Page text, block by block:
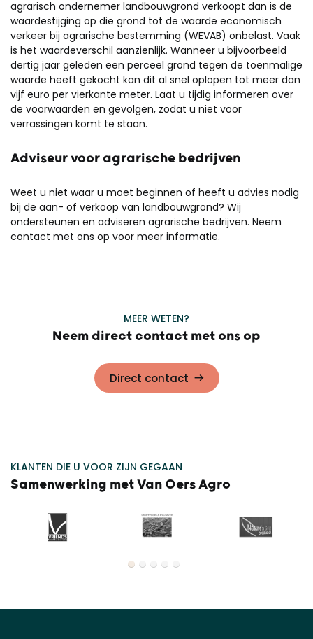
agrarisch ondernemer landbouwgrond verkoopt dan is de
waardestijging op die grond tot de waarde economisch
verkeer bij agrarische bestemming (WEVAB) onbelast. Vaak
is het waardeverschil aanzienlijk. Wanneer u bijvoorbeeld
dertig jaar geleden een perceel grond tegen de toenmalige
waarde heeft gekocht kan dit al snel oplopen tot meer dan
vijf euro per vierkante meter. Laat u tijdig informeren over
de voorwaarden en gevolgen, zodat u niet voor
verrassingen komt te staan.
Adviseur voor agrarische bedrijven
Weet u niet waar u moet beginnen of heeft u advies nodig
bij de aan- of verkoop van landbouwgrond? Wij
ondersteunen en adviseren agrarische bedrijven. Neem
contact met ons op voor meer informatie.
MEER WETEN?
Neem direct contact met ons op
Direct contact
KLANTEN DIE U VOOR ZIJN GEGAAN
Samenwerking met Van Oers Agro